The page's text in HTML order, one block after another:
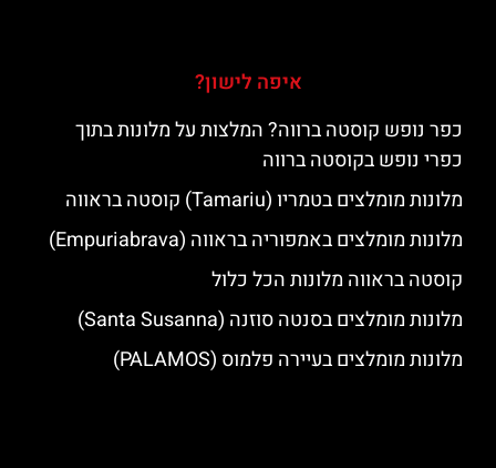
איפה לישון?
כפר נופש קוסטה ברווה? המלצות על מלונות בתוך
כפרי נופש בקוסטה ברווה
מלונות מומלצים בטמריו (Tamariu) קוסטה בראווה
מלונות מומלצים באמפוריה בראווה (Empuriabrava)
קוסטה בראווה מלונות הכל כלול
מלונות מומלצים בסנטה סוזנה (Santa Susanna)
מלונות מומלצים בעיירה פלמוס (PALAMOS)